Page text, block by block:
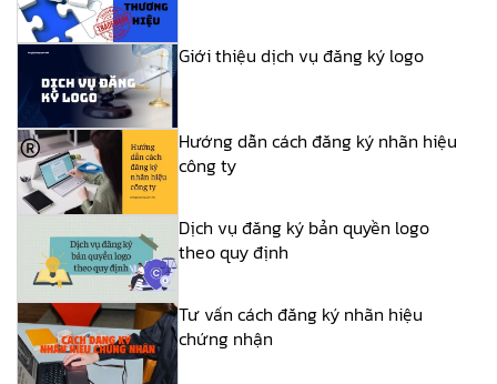
Giới thiệu dịch vụ đăng ký logo
Hướng dẫn cách đăng ký nhãn hiệu
công ty
Dịch vụ đăng ký bản quyền logo
theo quy định
Tư vấn cách đăng ký nhãn hiệu
chứng nhận